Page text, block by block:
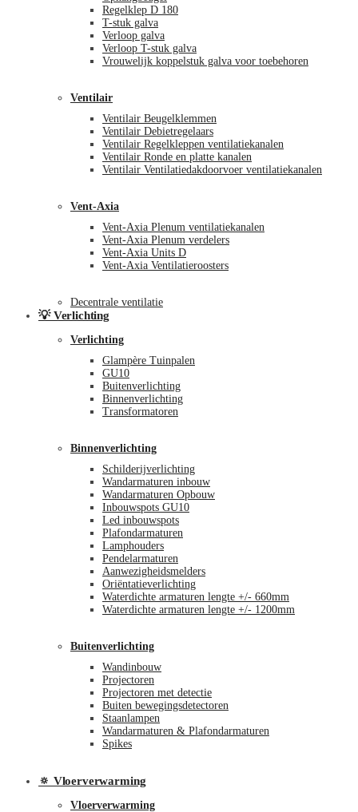
Regelklep D 180
T-stuk galva
Verloop galva
Verloop T-stuk galva
Vrouwelijk koppelstuk galva voor toebehoren
Ventilair
Ventilair Beugelklemmen
Ventilair Debietregelaars
Ventilair Regelkleppen ventilatiekanalen
Ventilair Ronde en platte kanalen
Ventilair Ventilatiedakdoorvoer ventilatiekanalen
Vent-Axia
Vent-Axia Plenum ventilatiekanalen
Vent-Axia Plenum verdelers
Vent-Axia Units D
Vent-Axia Ventilatieroosters
Decentrale ventilatie
💡 Verlichting
Verlichting
Glampère Tuinpalen
GU10
Buitenverlichting
Binnenverlichting
Transformatoren
Binnenverlichting
Schilderijverlichting
Wandarmaturen inbouw
Wandarmaturen Opbouw
Inbouwspots GU10
Led inbouwspots
Plafondarmaturen
Lamphouders
Pendelarmaturen
Aanwezigheidsmelders
Oriëntatieverlichting
Waterdichte armaturen lengte +/- 660mm
Waterdichte armaturen lengte +/- 1200mm
Buitenverlichting
Wandinbouw
Projectoren
Projectoren met detectie
Buiten bewegingsdetectoren
Staanlampen
Wandarmaturen & Plafondarmaturen
Spikes
🔅 Vloerverwarming
Vloerverwarming